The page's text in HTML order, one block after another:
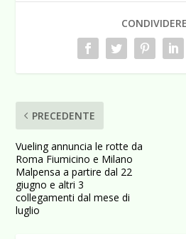
PRECEDENTE
Vueling annuncia le rotte da
Roma Fiumicino e Milano
Malpensa a partire dal 22
giugno e altri 3
collegamenti dal mese di
luglio